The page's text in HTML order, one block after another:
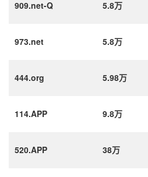
909.net-Q 5.8万
973.net 5.8万
444.org 5.98万
114.APP 9.8万
520.APP 38万